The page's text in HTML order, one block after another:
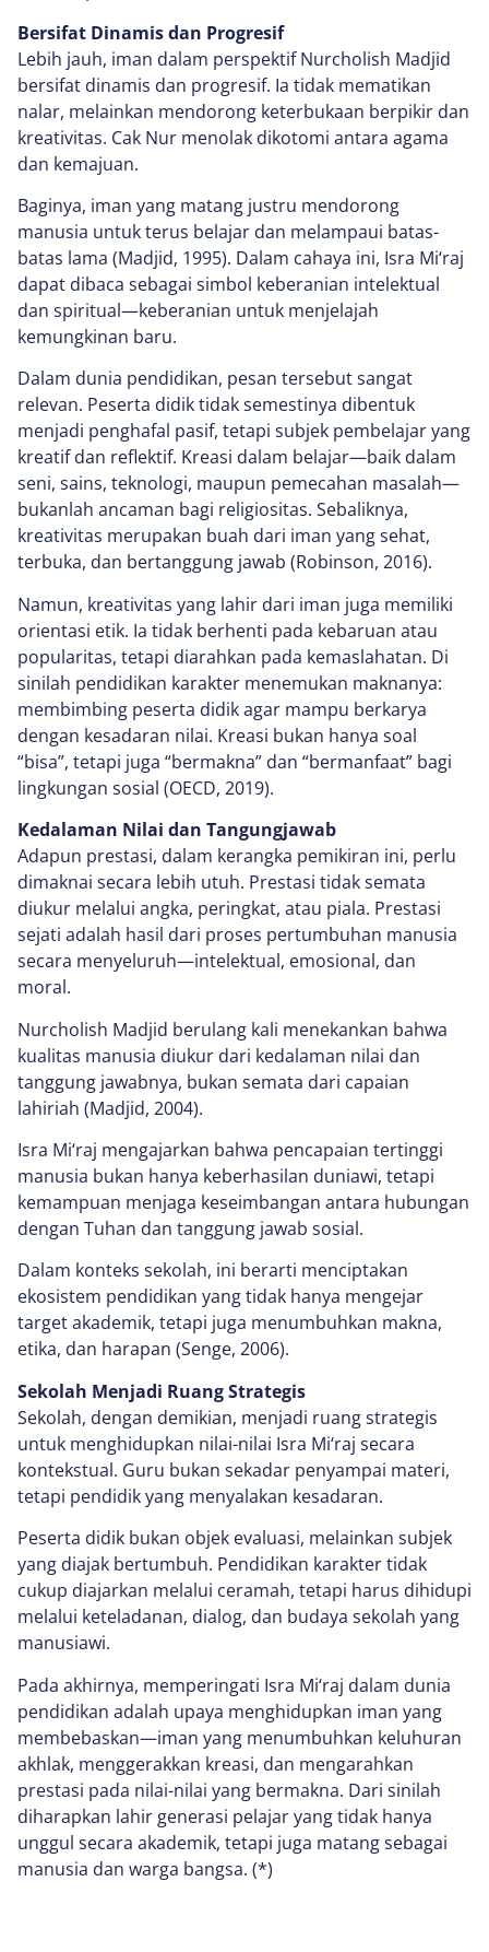
Bersifat Dinamis dan Progresif
Lebih jauh, iman dalam perspektif Nurcholish Madjid
bersifat dinamis dan progresif. Ia tidak mematikan
nalar, melainkan mendorong keterbukaan berpikir dan
kreativitas. Cak Nur menolak dikotomi antara agama
dan kemajuan.
Baginya, iman yang matang justru mendorong
manusia untuk terus belajar dan melampaui batas-
batas lama (Madjid, 1995). Dalam cahaya ini, Isra Mi‘raj
dapat dibaca sebagai simbol keberanian intelektual
dan spiritual—keberanian untuk menjelajah
kemungkinan baru.
Dalam dunia pendidikan, pesan tersebut sangat
relevan. Peserta didik tidak semestinya dibentuk
menjadi penghafal pasif, tetapi subjek pembelajar yang
kreatif dan reflektif. Kreasi dalam belajar—baik dalam
seni, sains, teknologi, maupun pemecahan masalah—
bukanlah ancaman bagi religiositas. Sebaliknya,
kreativitas merupakan buah dari iman yang sehat,
terbuka, dan bertanggung jawab (Robinson, 2016).
Namun, kreativitas yang lahir dari iman juga memiliki
orientasi etik. Ia tidak berhenti pada kebaruan atau
popularitas, tetapi diarahkan pada kemaslahatan. Di
sinilah pendidikan karakter menemukan maknanya:
membimbing peserta didik agar mampu berkarya
dengan kesadaran nilai. Kreasi bukan hanya soal
“bisa”, tetapi juga “bermakna” dan “bermanfaat” bagi
lingkungan sosial (OECD, 2019).
Kedalaman Nilai dan Tangungjawab
Adapun prestasi, dalam kerangka pemikiran ini, perlu
dimaknai secara lebih utuh. Prestasi tidak semata
diukur melalui angka, peringkat, atau piala. Prestasi
sejati adalah hasil dari proses pertumbuhan manusia
secara menyeluruh—intelektual, emosional, dan
moral.
Nurcholish Madjid berulang kali menekankan bahwa
kualitas manusia diukur dari kedalaman nilai dan
tanggung jawabnya, bukan semata dari capaian
lahiriah (Madjid, 2004).
Isra Mi‘raj mengajarkan bahwa pencapaian tertinggi
manusia bukan hanya keberhasilan duniawi, tetapi
kemampuan menjaga keseimbangan antara hubungan
dengan Tuhan dan tanggung jawab sosial.
Dalam konteks sekolah, ini berarti menciptakan
ekosistem pendidikan yang tidak hanya mengejar
target akademik, tetapi juga menumbuhkan makna,
etika, dan harapan (Senge, 2006).
Sekolah Menjadi Ruang Strategis
Sekolah, dengan demikian, menjadi ruang strategis
untuk menghidupkan nilai-nilai Isra Mi‘raj secara
kontekstual. Guru bukan sekadar penyampai materi,
tetapi pendidik yang menyalakan kesadaran.
Peserta didik bukan objek evaluasi, melainkan subjek
yang diajak bertumbuh. Pendidikan karakter tidak
cukup diajarkan melalui ceramah, tetapi harus dihidupi
melalui keteladanan, dialog, dan budaya sekolah yang
manusiawi.
Pada akhirnya, memperingati Isra Mi‘raj dalam dunia
pendidikan adalah upaya menghidupkan iman yang
membebaskan—iman yang menumbuhkan keluhuran
akhlak, menggerakkan kreasi, dan mengarahkan
prestasi pada nilai-nilai yang bermakna. Dari sinilah
diharapkan lahir generasi pelajar yang tidak hanya
unggul secara akademik, tetapi juga matang sebagai
manusia dan warga bangsa. (*)